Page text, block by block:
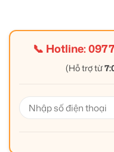
📞 Hotline:
(Hỗ trợ từ